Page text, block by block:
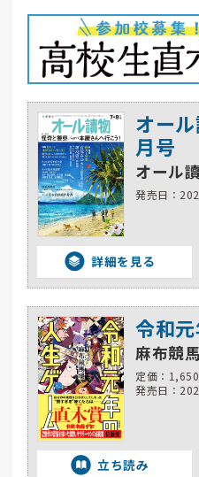
オー
月号
オール
発売日：
詳細を見る
令和
麻布競
定価：1,650
発売日：
立ち読み